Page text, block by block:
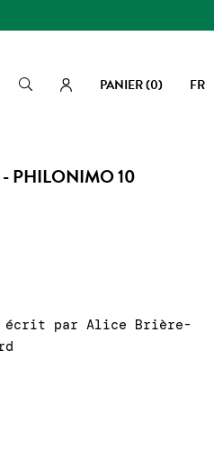
Rechercher PANIER(0) FR
PHILONIMO 10
écrit par Alice Brière-